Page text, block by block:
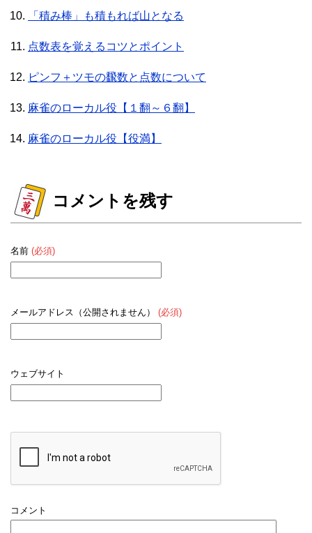
「積み棒」も積もれば山となる
点数表を覚えるコツとポイント
ピンフ＋ツモの飜数と点数について
麻雀のローカル役【１翻～６翻】
麻雀のローカル役【役満】
コメントを残す
名前 (必須)
メールアドレス（公開されません） (必須)
ウェブサイト
コメント